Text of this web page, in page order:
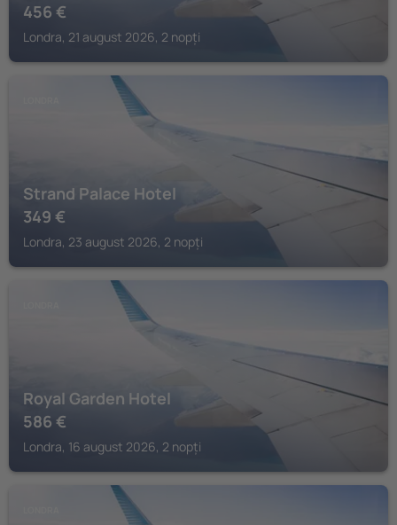
456 €
Londra, 21 august 2026, 2 nopți
Strand Palace Hotel
349 €
Londra, 23 august 2026, 2 nopți
Royal Garden Hotel
586 €
Londra, 16 august 2026, 2 nopți